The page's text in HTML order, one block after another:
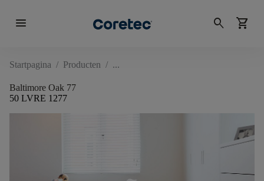
menu search shopping_cart
Startpagina / Producten /
Baltimore Oak 77
50 LVRE 1277